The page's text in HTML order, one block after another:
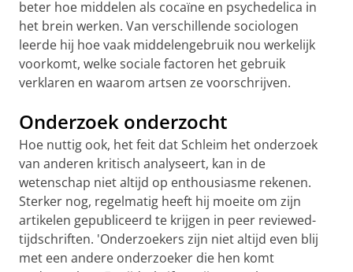
beter hoe middelen als cocaïne en psychedelica in
het brein werken. Van verschillende sociologen
leerde hij hoe vaak middelengebruik nou werkelijk
voorkomt, welke sociale factoren het gebruik
verklaren en waarom artsen ze voorschrijven.
Onderzoek onderzocht
Hoe nuttig ook, het feit dat Schleim het onderzoek
van anderen kritisch analyseert, kan in de
wetenschap niet altijd op enthousiasme rekenen.
Sterker nog, regelmatig heeft hij moeite om zijn
artikelen gepubliceerd te krijgen in peer reviewed-
tijdschriften. 'Onderzoekers zijn niet altijd even blij
met een andere onderzoeker die hen komt